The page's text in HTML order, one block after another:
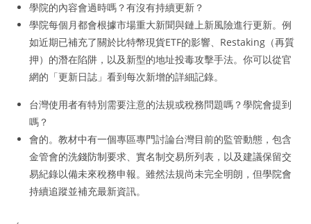
學院的內容會過時嗎？有沒有持續更新？
學院每個月都會根據市場重大新聞與鏈上新風險進行更新。例
如近期已補充了關於比特幣現貨ETF的影響、Restaking（再質
押）的潛在陷阱，以及新型的地址投毒攻擊手法。你可以從官
網的「更新日誌」看到每次新增的詳細記錄。
台灣使用者有特別需要注意的法規或稅務問題嗎？學院會提到
嗎？
會的。教材中有一個專區專門討論台灣目前的監管動態，包含
金管會的洗錢防制要求、實名制交易所列表，以及建議保留交
易紀錄以備未來稅務申報。雖然法規尚未完全明朗，但學院會
持續追蹤並補充最新資訊。